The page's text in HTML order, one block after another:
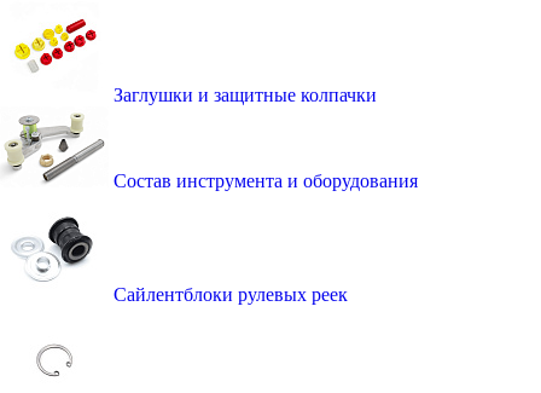
Заглушки и защитные колпачки
Состав инструмента и оборудования
Сайлентблоки рулевых реек